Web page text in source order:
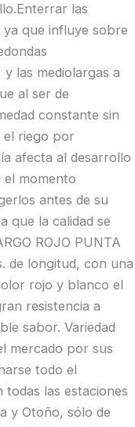
las
que influye sobre
las mediolargas a
al ser de
constante sin
el riego por
afecta al desarrollo
el momento
antes de su
que la calidad se
ROJO PUNTA
de longitud, con una
rojo y blanco el
resistencia a
sabor. Variedad
mercado por sus
todo el
todas las estaciones
y Otoño, sólo de